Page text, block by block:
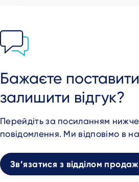
Бажаєте
залишити відгук?
Перейдіть за посиланням
повідомлення. Ми відповімо в
Зв’язатися з відділом